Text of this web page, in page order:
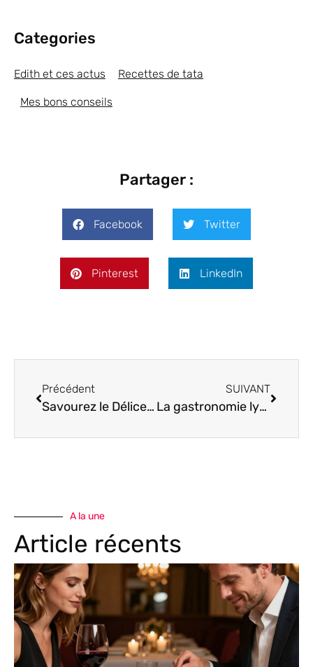
Categories
Edith et ces actus Recettes de tata
Mes bons conseils
Partager :
Facebook Twitter
Pinterest LinkedIn
Précédent
Savourez le Délice Marocain : Comment Préparer un Superbe Tajine de Poulet aux Légumes
SUIVANT
La gastronomie lyonnaise : un patrimoine culinaire à découvrir
A la une
Article récents